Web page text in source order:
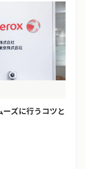
ーズに行うコツと